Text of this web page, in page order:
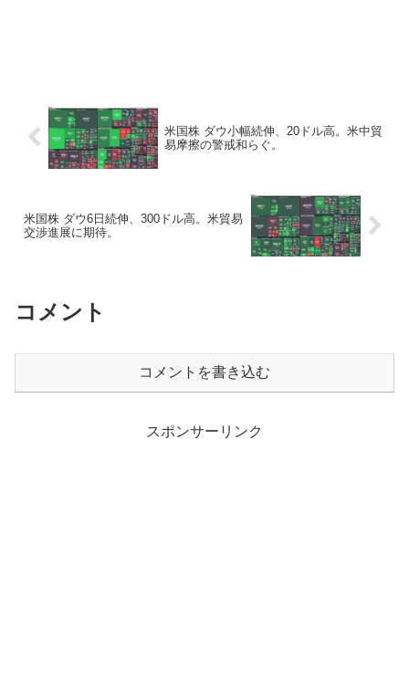
米国株 ダウ小幅続伸、20ドル高。米中貿
易摩擦の警戒和らぐ。
米国株 ダウ6日続伸、300ドル高。米貿易
交渉進展に期待。
コメント
コメントを書き込む
スポンサーリンク